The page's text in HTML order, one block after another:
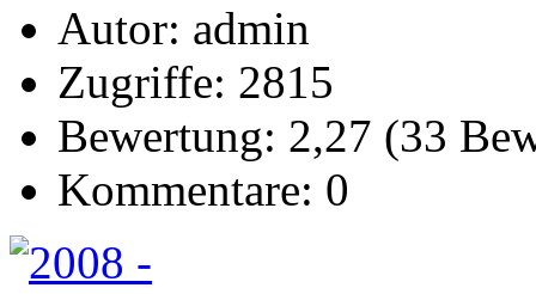
Autor: admin
Zugriffe: 2815
Bewertung: 2,27 (33
Kommentare: 0